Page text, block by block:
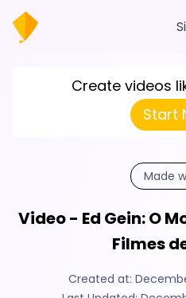
Create videos
Start
Made
Video - Ed Gein: O
Filmes
Created at: